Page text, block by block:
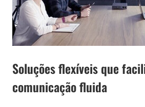
Soluções flexíveis que
comunicação fluida